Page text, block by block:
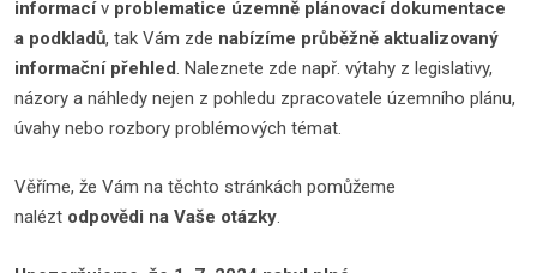
informacív problematice územně plánovací dokumentace
a podkladů, tak Vám zde nabízíme průběžně aktualizovaný
informační přehled. Naleznete zde např. výtahy z legislativy,
názory a náhledy nejen z pohledu zpracovatele územního plánu,
úvahy nebo rozbory problémových témat.
Věříme, že Vám na těchto stránkách pomůžeme
nalézt odpovědi na Vaše otázky.